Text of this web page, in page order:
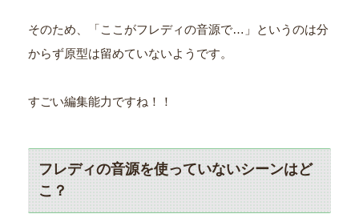
そのため、「ここがフレディの音源で…」というのは分
からず原型は留めていないようです。
すごい編集能力ですね！！
フレディの音源を使っていないシーンはど
こ？